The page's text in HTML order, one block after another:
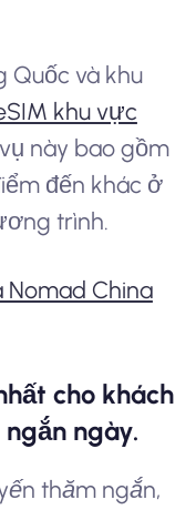
Quốc và khu
khu vực
này bao gồm
đến khác ở
trình.
Nomad China
cho khách
ngày.
thăm ngắn,